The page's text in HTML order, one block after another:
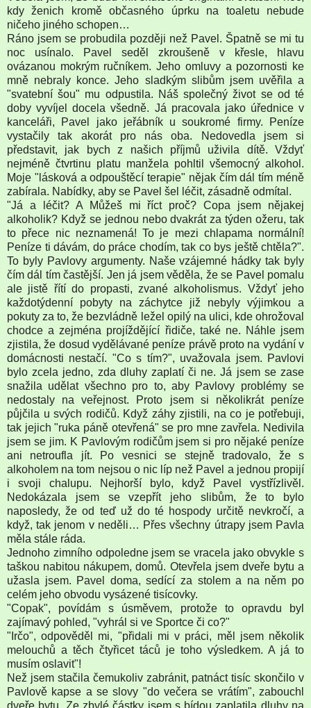
kdy ženich kromě občasného úprku na toaletu nebude
ničeho jiného schopen…
Ráno jsem se probudila později než Pavel. Špatně se mi tu
noc usínalo. Pavel seděl zkroušeně v křesle, hlavu
ovázanou mokrým ručníkem. Jeho omluvy a pozornosti ke
mně nebraly konce. Jeho sladkým slibům jsem uvěřila a
"svatební šou" mu odpustila. Náš společný život se od té
doby vyvíjel docela všedně. Já pracovala jako úřednice v
kanceláři, Pavel jako jeřábník u soukromé firmy. Peníze
vystačily tak akorát pro nás oba. Nedovedla jsem si
představit, jak bych z našich příjmů uživila dítě. Vždyť
nejméně čtvrtinu platu manžela pohltil všemocný alkohol.
Moje "lásková a odpouštěcí terapie" nějak čím dál tím méně
zabírala. Nabídky, aby se Pavel šel léčit, zásadně odmítal.
"Já a léčit? A Můžeš mi říct proč? Copa jsem nějakej
alkoholik? Když se jednou nebo dvakrát za týden ožeru, tak
to přece nic neznamená! To je mezi chlapama normální!
Peníze ti dávám, do práce chodím, tak co bys ještě chtěla?".
To byly Pavlovy argumenty. Naše vzájemné hádky tak byly
čím dál tím častější. Jen já jsem věděla, že se Pavel pomalu
ale jistě řítí do propasti, zvané alkoholismus. Vždyť jeho
každotýdenní pobyty na záchytce již nebyly výjimkou a
pokuty za to, že bezvládně ležel opilý na ulici, kde ohrožoval
chodce a zejména projíždějící řidiče, také ne. Náhle jsem
zjistila, že dosud vydělávané peníze právě proto na vydání v
domácnosti nestačí. "Co s tím?", uvažovala jsem. Pavlovi
bylo zcela jedno, zda dluhy zaplatí či ne. Já jsem se zase
snažila udělat všechno pro to, aby Pavlovy problémy se
nedostaly na veřejnost. Proto jsem si několikrát peníze
půjčila u svých rodičů. Když záhy zjistili, na co je potřebuji,
tak jejich "ruka páně otevřená" se pro mne zavřela. Nedivila
jsem se jim. K Pavlovým rodičům jsem si pro nějaké peníze
ani netroufla jít. Po vesnici se stejně tradovalo, že s
alkoholem na tom nejsou o nic líp než Pavel a jednou propijí
i svoji chalupu. Nejhorší bylo, když Pavel vystřízlivěl.
Nedokázala jsem se vzepřít jeho slibům, že to bylo
naposledy, že od teď už do té hospody určitě nevkročí, a
když, tak jenom v neděli… Přes všechny útrapy jsem Pavla
měla stále ráda.
Jednoho zimního odpoledne jsem se vracela jako obvykle s
taškou nabitou nákupem, domů. Otevřela jsem dveře bytu a
užasla jsem. Pavel doma, sedící za stolem a na něm po
celém jeho obvodu vysázené tisícovky.
"Copak", povídám s úsměvem, protože to opravdu byl
zajímavý pohled, "vyhrál si ve Sportce či co?"
"Irčo", odpověděl mi, "přidali mi v práci, měl jsem několik
melouchů a těch čtyřicet táců je toho výsledkem. A já to
musím oslavit"!
Než jsem stačila čemukoliv zabránit, patnáct tisíc skončilo v
Pavlově kapse a se slovy "do večera se vrátím", zabouchl
dveře bytu. Ze zbylé částky jsem s bídou zaplatila dluhy na